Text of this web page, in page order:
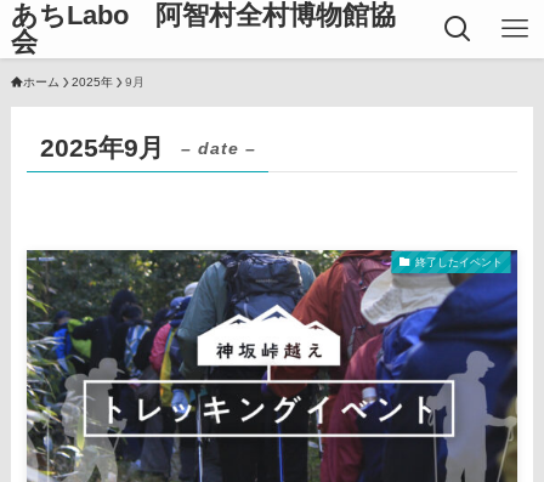
あちLabo 阿智村全村博物館協
会
ホーム 2025年 9月
2025年9月 – date –
終了したイベント